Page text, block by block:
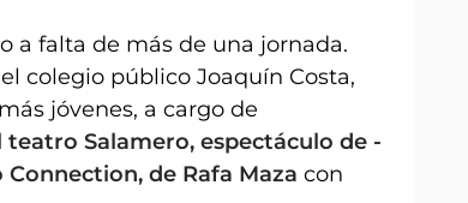
a falta de más de una jornada.
colegio público Joaquín Costa,
jóvenes, a cargo de
teatro Salamero, espectáculo de -
de Rafa Maza con